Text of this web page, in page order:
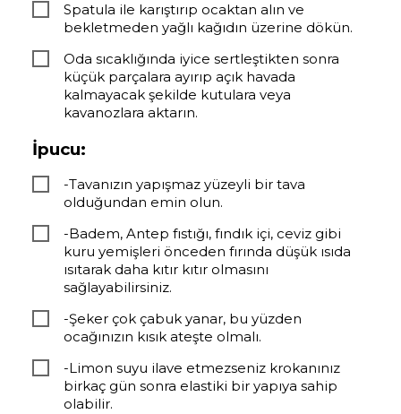
Spatula ile karıştırıp ocaktan alın ve
bekletmeden yağlı kağıdın üzerine dökün.
Oda sıcaklığında iyice sertleştikten sonra
küçük parçalara ayırıp açık havada
kalmayacak şekilde kutulara veya
kavanozlara aktarın.
İpucu:
-Tavanızın yapışmaz yüzeyli bir tava
olduğundan emin olun.
-Badem, Antep fıstığı, fındık içi, ceviz gibi
kuru yemişleri önceden fırında düşük ısıda
ısıtarak daha kıtır kıtır olmasını
sağlayabilirsiniz.
-Şeker çok çabuk yanar, bu yüzden
ocağınızın kısık ateşte olmalı.
-Limon suyu ilave etmezseniz krokanınız
birkaç gün sonra elastiki bir yapıya sahip
olabilir.